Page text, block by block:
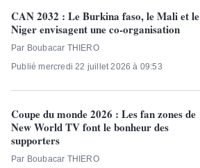
CAN 2032 : Le Burkina faso, le Mali et le
Niger envisagent une co-organisation
Par Boubacar THIERO
Publié mercredi 22 juillet 2026 à 09:53
Coupe du monde 2026 : Les fan zones de
New World TV font le bonheur des
supporters
Par Boubacar THIERO